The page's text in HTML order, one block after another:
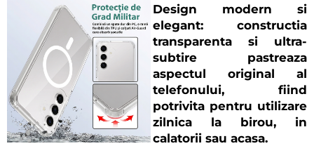
Design modern si
elegant: constructia
transparenta si ultra-
subtire pastreaza
aspectul original al
telefonului, fiind
potrivita pentru utilizare
zilnica la birou, in
calatorii sau acasa.